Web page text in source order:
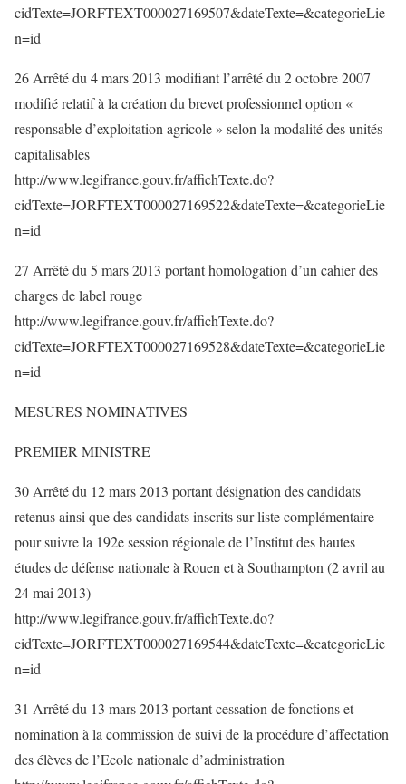
cidTexte=JORFTEXT000027169507&dateTexte=&categorieLie
n=id
26 Arrêté du 4 mars 2013 modifiant l’arrêté du 2 octobre 2007
modifié relatif à la création du brevet professionnel option «
responsable d’exploitation agricole » selon la modalité des unités
capitalisables
http://www.legifrance.gouv.fr/affichTexte.do?
cidTexte=JORFTEXT000027169522&dateTexte=&categorieLie
n=id
27 Arrêté du 5 mars 2013 portant homologation d’un cahier des
charges de label rouge
http://www.legifrance.gouv.fr/affichTexte.do?
cidTexte=JORFTEXT000027169528&dateTexte=&categorieLie
n=id
MESURES NOMINATIVES
PREMIER MINISTRE
30 Arrêté du 12 mars 2013 portant désignation des candidats
retenus ainsi que des candidats inscrits sur liste complémentaire
pour suivre la 192e session régionale de l’Institut des hautes
études de défense nationale à Rouen et à Southampton (2 avril au
24 mai 2013)
http://www.legifrance.gouv.fr/affichTexte.do?
cidTexte=JORFTEXT000027169544&dateTexte=&categorieLie
n=id
31 Arrêté du 13 mars 2013 portant cessation de fonctions et
nomination à la commission de suivi de la procédure d’affectation
des élèves de l’Ecole nationale d’administration